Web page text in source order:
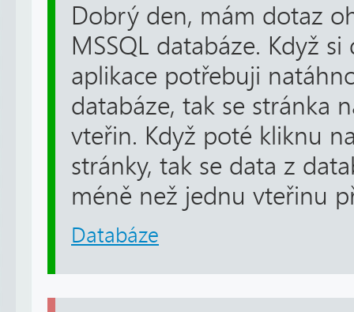
Dobrý den, mám dotaz
MSSQL databáze. Když
aplikace potřebuji
databáze, tak se stránka
vteřin. Když poté kliknu
stránky, tak se data z
méně než jednu vteřinu
Databáze